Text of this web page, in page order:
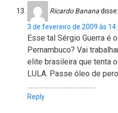
Ricardo Bananadisse:
3 de fevereiro de 2009 às
Esse tal Sérgio Guerra é
Pernambuco? Vai
elite brasileira que tenta
LULA. Passe óleo de
……………………………………
Reply